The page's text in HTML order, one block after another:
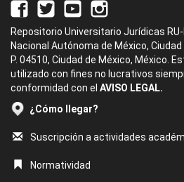
Repositorio Universitario Jurídicas
Nacional Autónoma de México,
P. 04510, Ciudad de México, México.
utilizado con fines no lucrativos
conformidad con el AVISO LEGAL.
¿Cómo llegar?
Suscripción a actividades
Normatividad